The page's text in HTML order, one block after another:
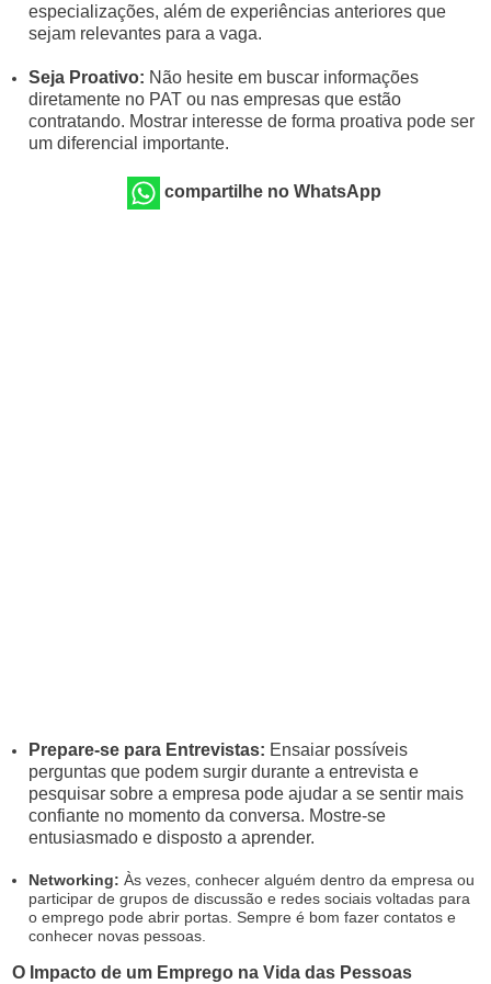
especializações, além de experiências anteriores que
sejam relevantes para a vaga.
Seja Proativo: Não hesite em buscar informações
diretamente no PAT ou nas empresas que estão
contratando. Mostrar interesse de forma proativa pode ser
um diferencial importante.
compartilhe no WhatsApp
Prepare-se para Entrevistas: Ensaiar possíveis
perguntas que podem surgir durante a entrevista e
pesquisar sobre a empresa pode ajudar a se sentir mais
confiante no momento da conversa. Mostre-se
entusiasmado e disposto a aprender.
Networking: Às vezes, conhecer alguém dentro da empresa ou
participar de grupos de discussão e redes sociais voltadas para
o emprego pode abrir portas. Sempre é bom fazer contatos e
conhecer novas pessoas.
O Impacto de um Emprego na Vida das Pessoas